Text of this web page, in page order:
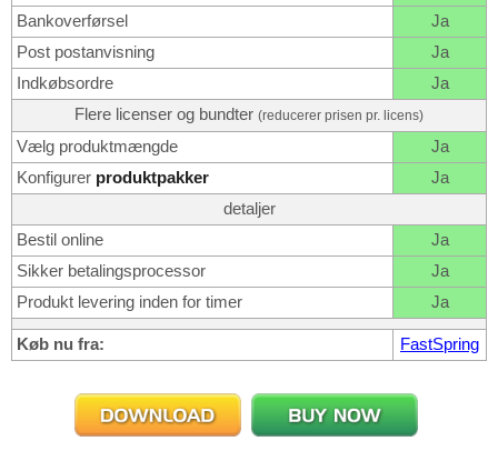
Bankoverførsel
Ja
Post postanvisning
Ja
Indkøbsordre
Ja
Flere licenser og bundter (reducerer prisen pr. licens)
Vælg produktmængde
Ja
Konfigurer produktpakker
Ja
detaljer
Bestil online
Ja
Sikker betalingsprocessor
Ja
Produkt levering inden for timer
Ja
Køb nu fra: FastSpring